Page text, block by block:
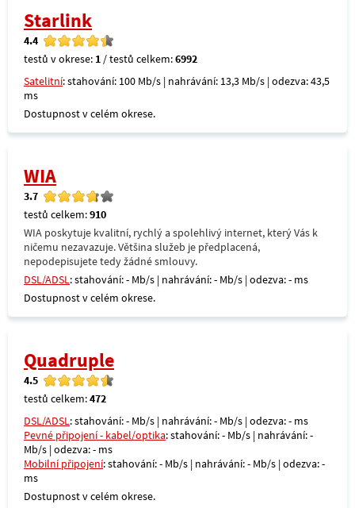
Starlink
4.4
testů v okrese: 1 / testů celkem:6992
Satelitní: stahování: 100 Mb/s | nahrávání: 13,3 Mb/s | odezva: 43,5
ms
Dostupnost v celém okrese.
WIA
3.7
testů celkem:910
WIA poskytuje kvalitní, rychlý a spolehlivý internet, který Vás k
ničemu nezavazuje. Většina služeb je předplacená,
nepodepisujete tedy žádné smlouvy.
DSL/ADSL: stahování: - Mb/s | nahrávání: - Mb/s | odezva: - ms
Dostupnost v celém okrese.
Quadruple
4.5
testů celkem:472
DSL/ADSL: stahování: - Mb/s | nahrávání: - Mb/s | odezva: - ms
Pevné připojení - kabel/optika: stahování: - Mb/s | nahrávání: -
Mb/s | odezva: - ms
Mobilní připojení: stahování: - Mb/s | nahrávání: - Mb/s | odezva: -
ms
Dostupnost v celém okrese.